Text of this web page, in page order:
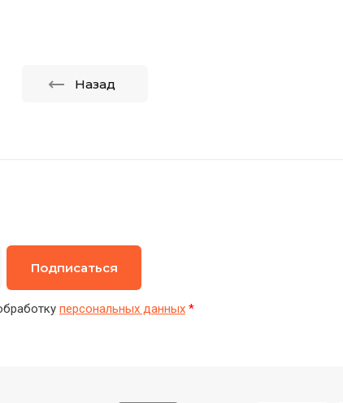
Назад
персональных данных *
Подписаться